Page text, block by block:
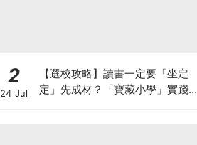
2
24 Jul
【選校攻略】讀書一定要「坐定
定」先成材？「寶藏小學」實踐動